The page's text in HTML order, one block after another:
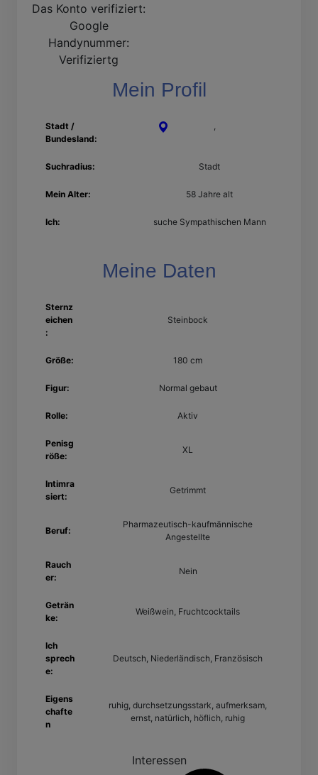
Das Konto verifiziert:
Google
Handynummer:
Verifiziertg
Mein Profil
Stadt /
Bundesland:
,
Suchradius: Stadt
Mein Alter: 58 Jahre alt
Ich: suche Sympathischen Mann
Meine Daten
Sternz
eichen
:
Steinbock
Größe: 180 cm
Figur: Normal gebaut
Rolle: Aktiv
Penisg
röße:
XL
Intimra
siert:
Getrimmt
Beruf:
Pharmazeutisch-kaufmännische
Angestellte
Rauch
er:
Nein
Geträn
ke:
Weißwein, Fruchtcocktails
Ich
sprech
e:
Deutsch, Niederländisch, Französisch
Eigens
chafte
n
ruhig, durchsetzungsstark, aufmerksam,
ernst, natürlich, höflich, ruhig
Interessen